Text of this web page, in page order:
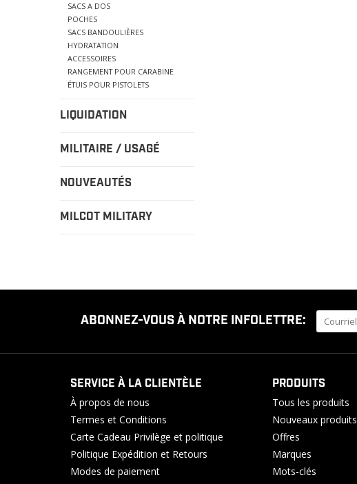
SACS A DOS
POCHES
SACS BANDOULIÈRES
HYDRATATION
ACCESSOIRES
RANGEMENT POUR CARABINE
ÉTUIS POUR PISTOLETS
LIQUIDATION
MILITAIRE / USAGÉ
NOUVEAUTÉS
MILCOT MILITARY
ABONNEZ-VOUS À NOTRE INFOLETTRE:
SERVICE À LA CLIENTÈLE
À propos de nous
Termes et Conditions
Carte Cadeau Privilège et politique
Politique Expédition et Retours
Modes de paiement
PRODUITS
Tous les produits
Nouveaux produits
Offres
Marques
Mots-clés